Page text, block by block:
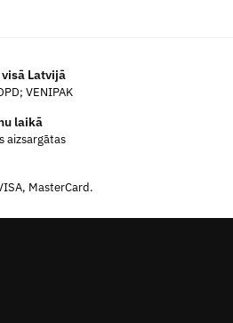
Latvijā
VENIPAK
laikā
aizsargātas
MasterCard.